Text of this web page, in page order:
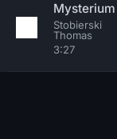
Mysterium
Stobierski
Thomas
3:27